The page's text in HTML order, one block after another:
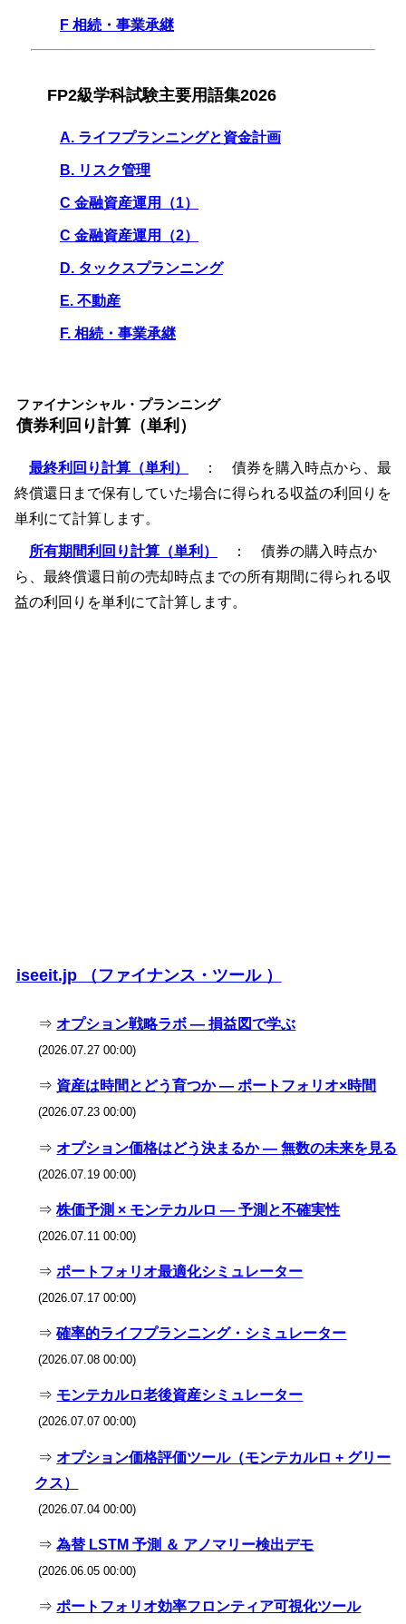
F 相続・事業承継
FP2級学科試験主要用語集2026
A. ライフプランニングと資金計画
B. リスク管理
C 金融資産運用（1）
C 金融資産運用（2）
D. タックスプランニング
E. 不動産
F. 相続・事業承継
ファイナンシャル・プランニング
債券利回り計算（単利）
最終利回り計算（単利）
： 債券を購入時点から、最
終償還日まで保有していた場合に得られる収益の利回りを
単利にて計算します。
所有期間利回り計算（単利）
： 債券の購入時点か
ら、最終償還日前の売却時点までの所有期間に得られる収
益の利回りを単利にて計算します。
iseeit.jp （ファイナンス・ツール ）
⇒オプション戦略ラボ — 損益図で学ぶ
(2026.07.27 00:00)
⇒ 資産は時間とどう育つか — ポートフォリオ×時間
(2026.07.23 00:00)
⇒オプション価格はどう決まるか — 無数の未来を見る
(2026.07.19 00:00)
⇒株価予測 × モンテカルロ — 予測と不確実性
(2026.07.11 00:00)
⇒ポートフォリオ最適化シミュレーター
(2026.07.17 00:00)
⇒確率的ライフプランニング・シミュレーター
(2026.07.08 00:00)
⇒ モンテカルロ老後資産シミュレーター
(2026.07.07 00:00)
⇒オプション価格評価ツール（モンテカルロ + グリー
クス）
(2026.07.04 00:00)
⇒為替 LSTM 予測 ＆ アノマリー検出デモ
(2026.06.05 00:00)
⇒ポートフォリオ効率フロンティア可視化ツール